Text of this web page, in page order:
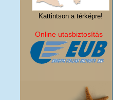
Kattintson a térképre!
Online utasbiztosítás